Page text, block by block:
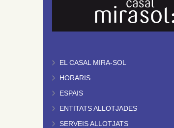
EL CASAL MIRA-SOL
HORARIS
ESPAIS
ENTITATS ALLOTJADES
SERVEIS ALLOTJATS